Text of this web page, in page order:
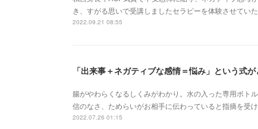
き、すがる思いで受講しましたセラピーを体験させてい
2022.09.21 08:55
「出来事＋ネガティブな感情＝悩み」という式
腸がやわらくなるしくみがわかり。水の入った専用ボト
信のなさ、ためらいがお相手に伝わっていると指摘を受
2022.07.26 01:15